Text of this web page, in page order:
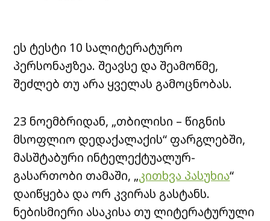
ეს ტესტი 10 სალიტერატურო
პერსონაჟზეა. შეავსე და შეამოწმე,
შეძლებ თუ არა ყველას გამოცნობას.
23 ნოემბრიდან, „თბილისი – წიგნის
მსოფლიო დედაქალაქის“ ფარგლებში,
მასშტაბური ინტელექტუალურ-
გასართობი თამაში, „კითხვა პასუხია“
დაიწყება და ორ კვირას გასტანს.
ნებისმიერი ასაკისა თუ ლიტერატურული